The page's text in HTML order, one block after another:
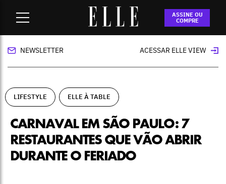
ASSINE OU
COMPRE
Carnaval em São Paulo: 7 restaurantes que
vão abrir durante o feriado
NEWSLETTER ACESSAR ELLE VIEW
LIFESTYLE ELLE À TABLE
CARNAVAL EM SÃO PAULO: 7
RESTAURANTES QUE VÃO ABRIR
DURANTE O FERIADO